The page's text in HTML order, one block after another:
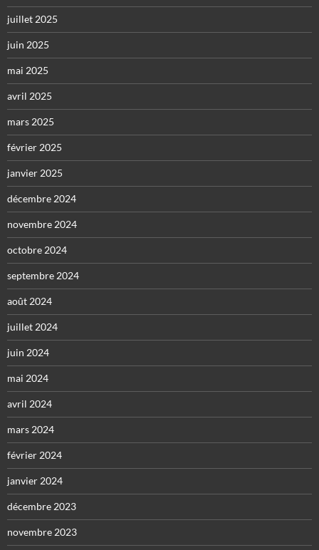
juillet 2025
juin 2025
mai 2025
avril 2025
mars 2025
février 2025
janvier 2025
décembre 2024
novembre 2024
octobre 2024
septembre 2024
août 2024
juillet 2024
juin 2024
mai 2024
avril 2024
mars 2024
février 2024
janvier 2024
décembre 2023
novembre 2023